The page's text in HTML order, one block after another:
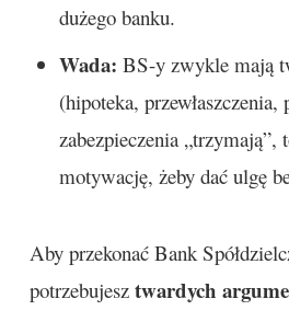
dużego banku.
Wada: BS-y zwykle mają
(hipoteka,
zabezpieczenia „trzymają”,
motywację, żeby dać ulgę
Aby przekonać Bank
potrzebujesz twardych